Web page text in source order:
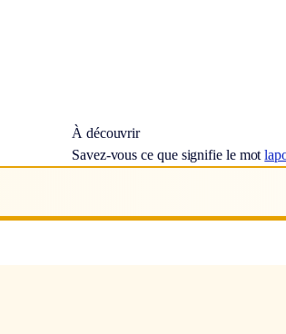
À découvrir
Savez-vous ce que signifie le mot